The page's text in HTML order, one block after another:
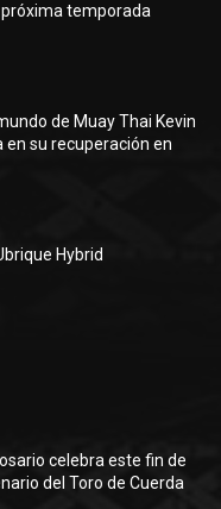
temporada
de Muay Thai Kevin
en su recuperación en
Hybrid
celebra este fin de
del Toro de Cuerda